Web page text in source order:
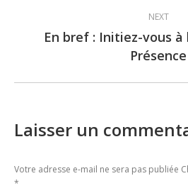
NEXT
Next
post:
En bref : Initiez-vous à
Présence
Laisser un
Votre adresse e-mail ne sera pas publiée
*